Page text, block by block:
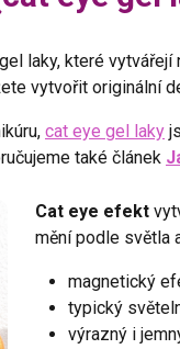
laky, které
vytvořit originální
cat eye gel laky
také článek
Cat eye efekt
mění podle světla
magnetický
typický
výrazný i